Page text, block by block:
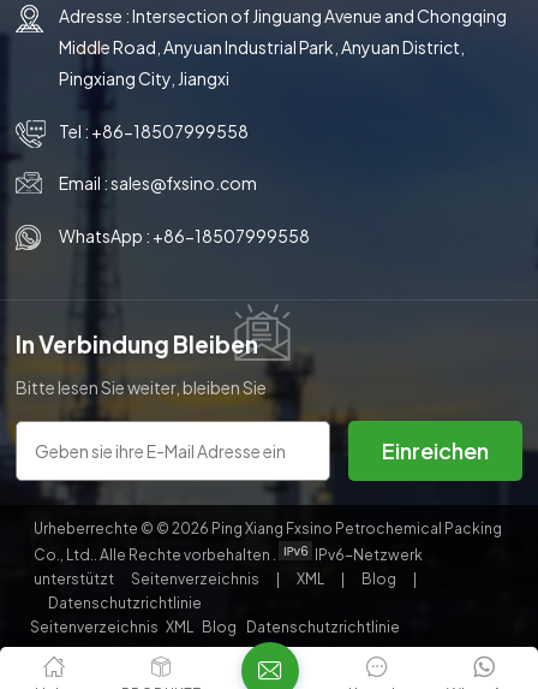
Adresse : Intersection of Jinguang Avenue and Chongqing
Middle Road, Anyuan Industrial Park, Anyuan District,
Pingxiang City, Jiangxi
Tel : +86-18507999558
Email :sales@fxsino.com
WhatsApp : +86-18507999558
In Verbindung Bleiben
Bitte lesen Sie weiter, bleiben Sie
auf dem Laufenden, abonnieren
Sie uns und wir heißen Sie
herzlich willkommen, uns Ihre
Meinung mitzuteilen.
Einreichen
Urheberrechte © © 2026 Ping Xiang Fxsino Petrochemical Packing
Co., Ltd.. Alle Rechte vorbehalten .
IPv6-Netzwerk
unterstützt
Seitenverzeichnis XML Blog
Datenschutzrichtlinie
Seitenverzeichnis XML Blog Datenschutzrichtlinie